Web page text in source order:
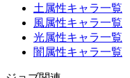
土属性キャラ一覧
風属性キャラ一覧
光属性キャラ一覧
闇属性キャラ一覧